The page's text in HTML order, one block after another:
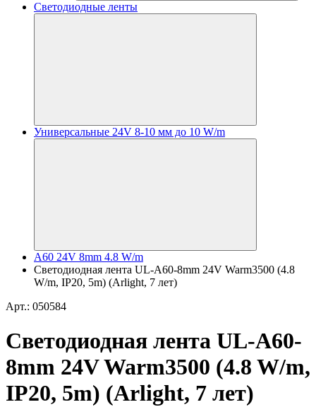
Светодиодные ленты
Универсальные 24V 8-10 мм до 10 W/m
A60 24V 8mm 4.8 W/m
Светодиодная лента UL-A60-8mm 24V Warm3500 (4.8
W/m, IP20, 5m) (Arlight, 7 лет)
Арт.: 050584
Светодиодная лента UL-A60-
8mm 24V Warm3500 (4.8 W/m,
IP20, 5m) (Arlight, 7 лет)